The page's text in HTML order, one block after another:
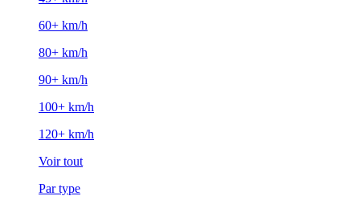
60+ km/h
80+ km/h
90+ km/h
100+ km/h
120+ km/h
Voir tout
Par type